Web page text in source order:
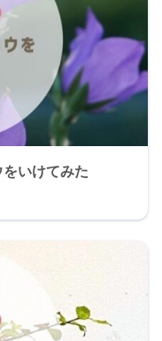
いけてみた